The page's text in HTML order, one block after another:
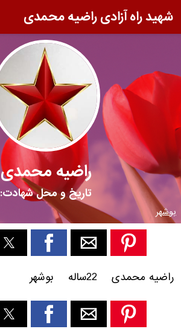
شهید راه آزادی راضیه محمدی
راضیه محمدی
تاریخ و محل شهادت:
بوشهر
راضیه محمدی 22ساله بوشهر